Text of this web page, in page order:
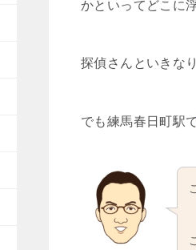
かといってどこに
探偵さんといきな
でも練馬春日町駅